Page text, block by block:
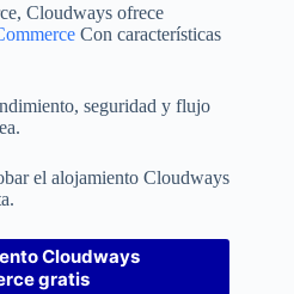
Cloudways ofrece
Con características
seguridad y flujo
el alojamiento Cloudways
Cloudways
gratis